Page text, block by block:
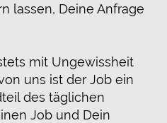
lassen, Deine Anfrage
mit Ungewissheit
uns ist der Job ein
des täglichen
Job und Dein